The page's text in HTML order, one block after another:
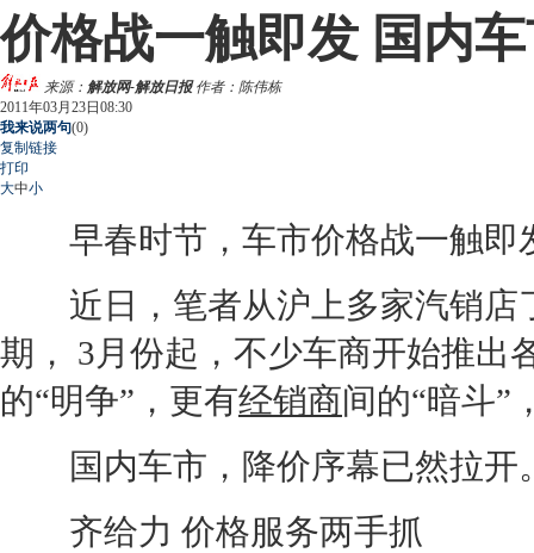
价格战一触即发 国内
来源： 解放网-解放日报作者：陈伟栋
2011年03月23日08:30
我来说两句(0)
复制链接
打印
大中小
早春时节，车市价格战一触即
近日，笔者从沪上多家汽销店
期， 3月份起，不少车商开始推出
的“明争”，更有经销商间的“暗斗”
国内车市，降价序幕已然拉开
齐给力 价格服务两手抓